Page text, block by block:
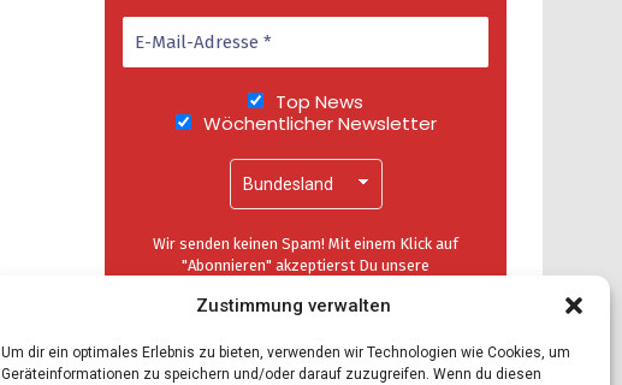
Zustimmung verwalten
Um dir ein optimales Erlebnis zu bieten, verwenden wir Technologien wie Cookies, um
Geräteinformationen zu speichern und/oder darauf zuzugreifen. Wenn du diesen
Top News
Wöchentlicher Newsletter
Wir senden keinen Spam! Mit einem Klick auf
"Abonnieren" akzeptierst Du unsere